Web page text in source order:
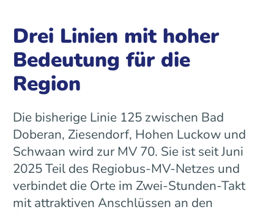
Drei Linien mit hoher
Bedeutung für die
Region
Die bisherige Linie 125 zwischen Bad
Doberan, Ziesendorf, Hohen Luckow und
Schwaan wird zur MV 70. Sie ist seit Juni
2025 Teil des Regiobus-MV-Netzes und
verbindet die Orte im Zwei-Stunden-Takt
mit attraktiven Anschlüssen an den